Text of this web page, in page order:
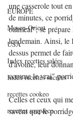
EUROPE
Moyen-Orient
USA
Index recettes salées
Index recettes sucrées
recettes cookeo
recettes soup&co
une casserole tout
de minutes, ce
oatmeal", se
lendemain. Ainsi, le
dessus permet de
d'avoine, leur
comme le vrai"
Celles et ceux qui
savent que le